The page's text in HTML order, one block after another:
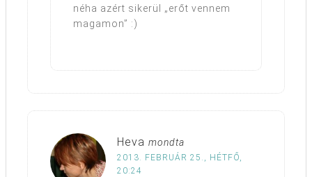
néha azért sikerül „erőt vennem
magamon” :)
Heva mondta
2013. FEBRUÁR 25., HÉTFŐ,
20:24